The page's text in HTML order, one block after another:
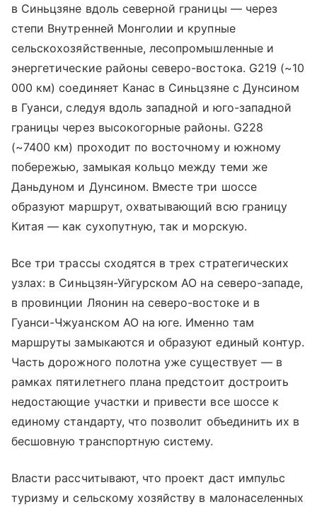
в Синьцзяне вдоль северной границы — через
степи Внутренней Монголии и крупные
сельскохозяйственные, лесопромышленные и
энергетические районы северо-востока. G219 (~10
000 км) соединяет Канас в Синьцзяне с Дунсином
в Гуанси, следуя вдоль западной и юго-западной
границы через высокогорные районы. G228
(~7400 км) проходит по восточному и южному
побережью, замыкая кольцо между теми же
Даньдуном и Дунсином. Вместе три шоссе
образуют маршрут, охватывающий всю границу
Китая — как сухопутную, так и морскую.
Все три трассы сходятся в трех стратегических
узлах: в Синьцзян-Уйгурском АО на северо-западе,
в провинции Ляонин на северо-востоке и в
Гуанси-Чжуанском АО на юге. Именно там
маршруты замыкаются и образуют единый контур.
Часть дорожного полотна уже существует — в
рамках пятилетнего плана предстоит достроить
недостающие участки и привести все шоссе к
единому стандарту, что позволит объединить их в
бесшовную транспортную систему.
Власти рассчитывают, что проект даст импульс
туризму и сельскому хозяйству в малонаселенных